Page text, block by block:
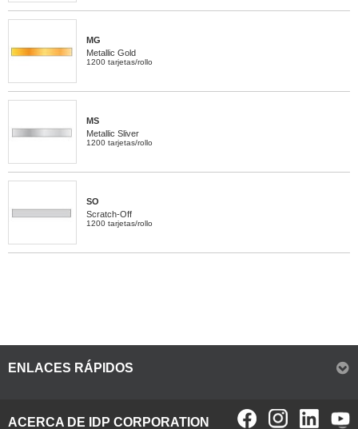
MG
Metallic Gold
1200 tarjetas/rollo
MS
Metallic Sliver
1200 tarjetas/rollo
SO
Scratch-Off
1200 tarjetas/rollo
ENLACES RÁPIDOS
ACERCA DE IDP CORPORATION